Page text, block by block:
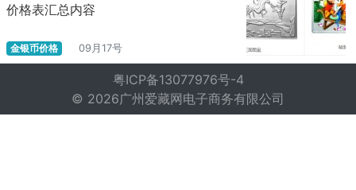
价格表汇总内容
金银币价格 09月17号
粤ICP备13077976号-4
© 2026广州爱藏网电子商务有限公司